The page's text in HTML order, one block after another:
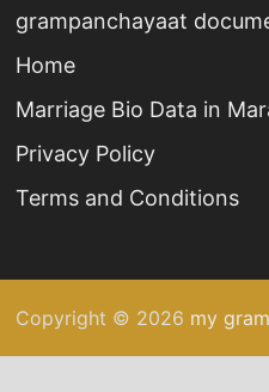
grampanchayaat
Home
Marriage Bio Data in
Privacy Policy
Terms and Conditions
Copyright © 2026 my